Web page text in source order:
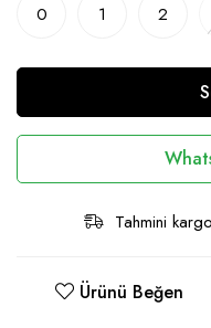
0 1 2
Tahmini
Ürünü Beğen